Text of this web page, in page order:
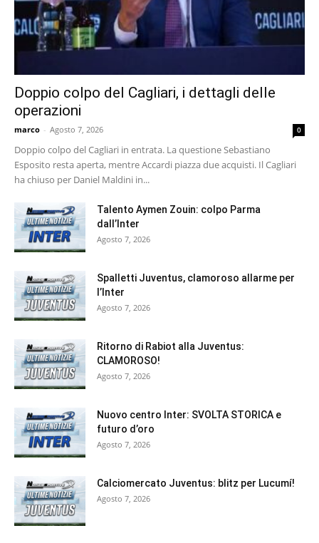
Doppio colpo del Cagliari, i dettagli delle
operazioni
marco - Agosto 7, 2026 0
Doppio colpo del Cagliari in entrata. La questione Sebastiano
Esposito resta aperta, mentre Accardi piazza due acquisti. Il Cagliari
ha chiuso per Daniel Maldini in...
Talento Aymen Zouin: colpo Parma
dall’Inter
Agosto 7, 2026
Spalletti Juventus, clamoroso allarme per
l’Inter
Agosto 7, 2026
Ritorno di Rabiot alla Juventus:
CLAMOROSO!
Agosto 7, 2026
Nuovo centro Inter: SVOLTA STORICA e
futuro d’oro
Agosto 7, 2026
Calciomercato Juventus: blitz per Lucumí!
Agosto 7, 2026